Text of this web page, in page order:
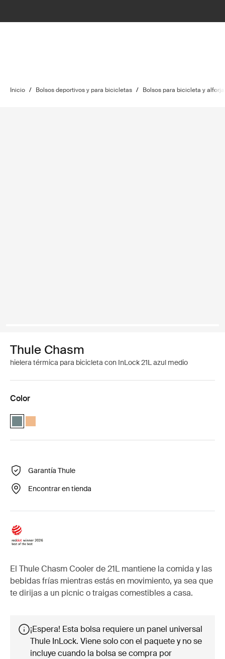
Inicio / Bolsos deportivos y para bicicletas / Bolsos para bicicleta y
Thule Chasm
hielera térmica para bicicleta con InLock 21L azul medio
Color
Thule Chasm cooler with InLock 21L Azul medio (selected)
Thule Chasm cooler with InLock 21L Naranja polvoriento
Garantía Thule
Encontrar en tienda
El Thule Chasm Cooler de 21L mantiene la comida y las
bebidas frías mientras estás en movimiento, ya sea que
te dirijas a un picnic o traigas comestibles a casa.
¡Espera! Esta bolsa requiere un panel universal
Thule InLock. Viene solo con el paquete y no se
incluye cuando la bolsa se compra por